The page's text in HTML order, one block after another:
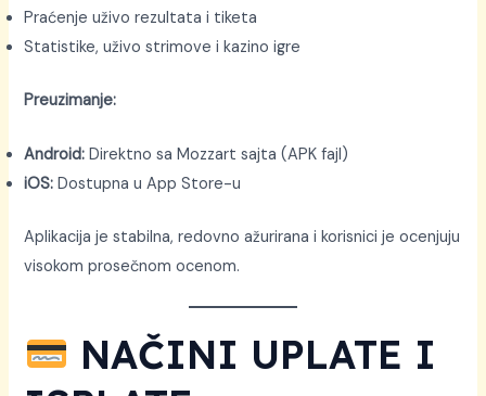
Praćenje uživo rezultata i tiketa
Statistike, uživo strimove i kazino igre
Preuzimanje:
Android: Direktno sa Mozzart sajta (APK fajl)
iOS: Dostupna u App Store-u
Aplikacija je stabilna, redovno ažurirana i korisnici je ocenjuju
visokom prosečnom ocenom.
NAČINI UPLATE I